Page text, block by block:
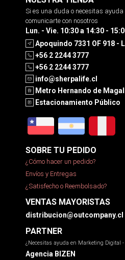
Si es una duda o necesitas ayuda
comunicarte con nosotros
Lun. - Vie. 10:30 a 14:30 -
Apoquindo 7331 OF 918 -
+56 2 2244 3777
+56 2 2244 3777
info@sherpalife.cl
Metro Hernando de
Estacionamiento Público
SOBRE TU PEDIDO
¿Cómo hacer un pedido?
Envíos y Entregas
¿Satisfecho o Reembolsado?
VENTAS MAYORISTAS
distribucion@outcompany.cl
PARTNER
¿Necesitas ayuda en Marketing Digital -
Agencia BIZEN